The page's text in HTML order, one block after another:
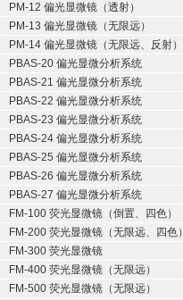
PM-12 偏光显微镜（透射）
PM-13 偏光显微镜（无限远）
PM-14 偏光显微镜（无限远、反射）
PBAS-20 偏光显微分析系统
PBAS-21 偏光显微分析系统
PBAS-22 偏光显微分析系统
PBAS-23 偏光显微分析系统
PBAS-24 偏光显微分析系统
PBAS-25 偏光显微分析系统
PBAS-26 偏光显微分析系统
PBAS-27 偏光显微分析系统
FM-100 荧光显微镜（倒置、四色）
FM-200 荧光显微镜（无限远、四色）
FM-300 荧光显微镜
FM-400 荧光显微镜（无限远）
FM-500 荧光显微镜（无限远）